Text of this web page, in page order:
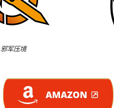
邪军压境